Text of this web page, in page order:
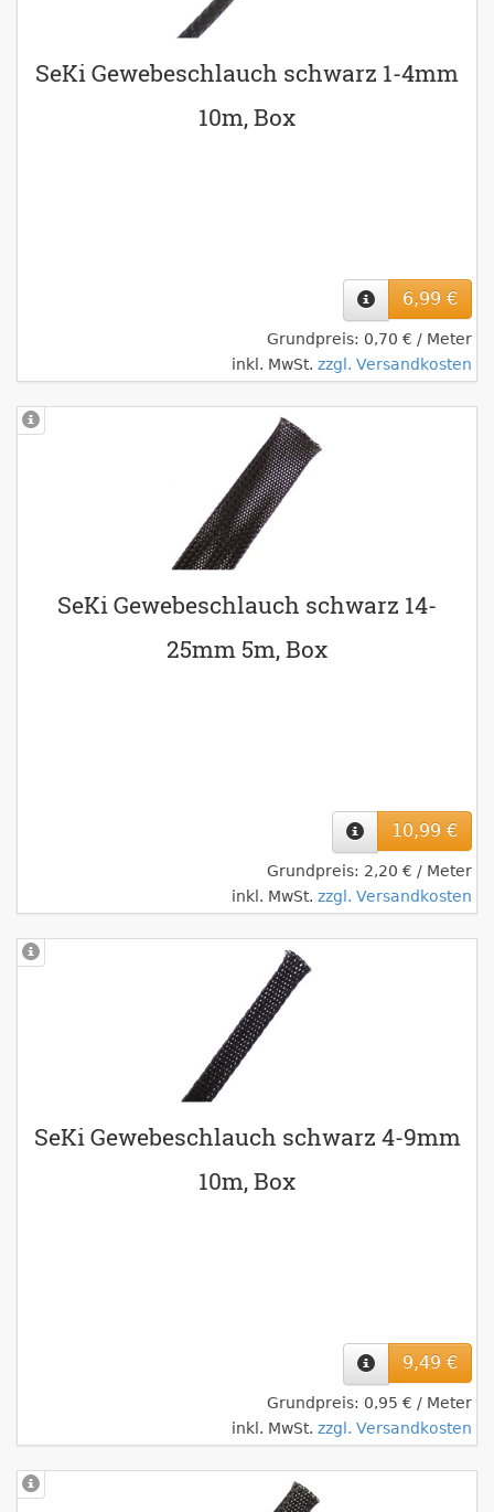
SeKi Gewebeschlauch schwarz 1-4mm
10m, Box
6,99 €
Grundpreis: 0,70 € / Meter
inkl. MwSt. zzgl. Versandkosten
SeKi Gewebeschlauch schwarz 14-
25mm 5m, Box
10,99 €
Grundpreis: 2,20 € / Meter
inkl. MwSt. zzgl. Versandkosten
SeKi Gewebeschlauch schwarz 4-9mm
10m, Box
9,49 €
Grundpreis: 0,95 € / Meter
inkl. MwSt. zzgl. Versandkosten